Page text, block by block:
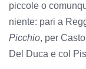
piccole o
niente: pari a
Picchio, per
Del Duca e col